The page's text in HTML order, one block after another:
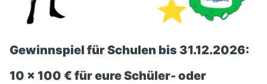
Gewinnspiel für Schulen bis 31.12.2026:
10 x 100 € für eure Schüler- oder